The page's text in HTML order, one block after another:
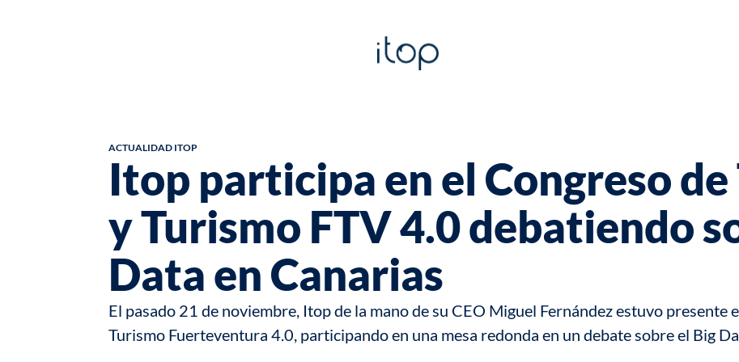
ACTUALIDAD ITOP
Itop participa en el Congreso
y Turismo FTV 4.0 debatiendo
Data en Canarias
El pasado 21 de noviembre, Itop de la mano de su CEO Miguel Fernández estuvo presente
Turismo Fuerteventura 4.0, participando en una mesa redonda en un debate sobre el Big